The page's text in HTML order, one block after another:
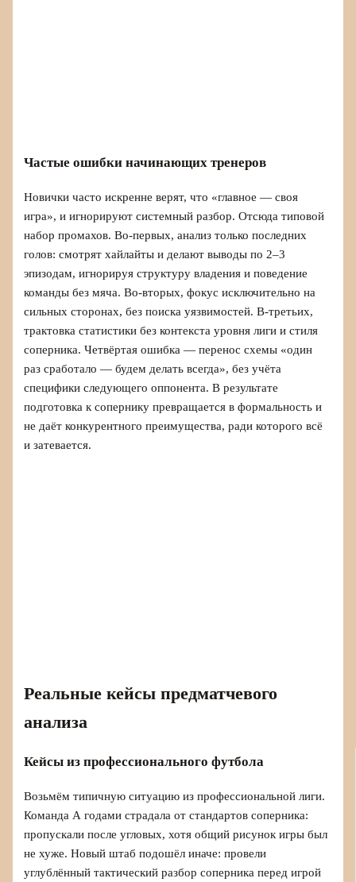
Частые ошибки начинающих тренеров
Новички часто искренне верят, что «главное — своя
игра», и игнорируют системный разбор. Отсюда типовой
набор промахов. Во‑первых, анализ только последних
голов: смотрят хайлайты и делают выводы по 2–3
эпизодам, игнорируя структуру владения и поведение
команды без мяча. Во‑вторых, фокус исключительно на
сильных сторонах, без поиска уязвимостей. В‑третьих,
трактовка статистики без контекста уровня лиги и стиля
соперника. Четвёртая ошибка — перенос схемы «один
раз сработало — будем делать всегда», без учёта
специфики следующего оппонента. В результате
подготовка к сопернику превращается в формальность и
не даёт конкурентного преимущества, ради которого всё
и затевается.
Реальные кейсы предматчевого
анализа
Кейсы из профессионального футбола
Возьмём типичную ситуацию из профессиональной лиги.
Команда А годами страдала от стандартов соперника:
пропускали после угловых, хотя общий рисунок игры был
не хуже. Новый штаб подошёл иначе: провели
углублённый тактический разбор соперника перед игрой